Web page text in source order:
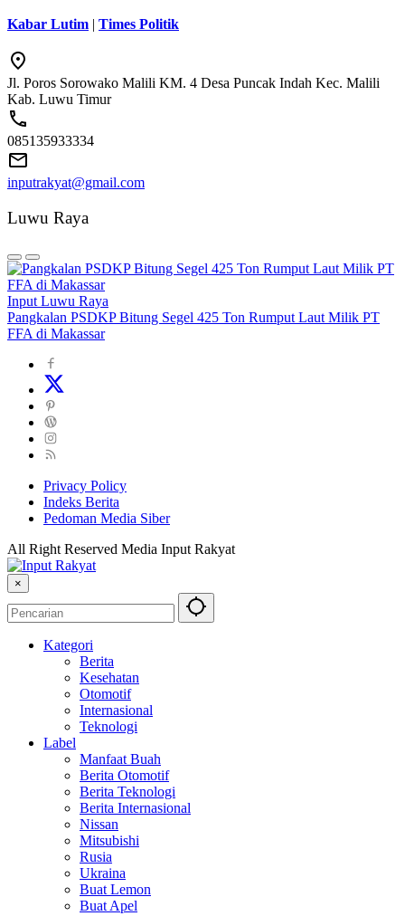
Kabar Lutim | Times Politik
Jl. Poros Sorowako Malili KM. 4 Desa Puncak Indah Kec. Malili
Kab. Luwu Timur
085135933334
inputrakyat@gmail.com
Luwu Raya
Input Luwu Raya
Pangkalan PSDKP Bitung Segel 425 Ton Rumput Laut Milik PT
FFA di Makassar
Privacy Policy
Indeks Berita
Pedoman Media Siber
All Right Reserved Media Input Rakyat
×
Kategori
Berita
Kesehatan
Otomotif
Internasional
Teknologi
Label
Manfaat Buah
Berita Otomotif
Berita Teknologi
Berita Internasional
Nissan
Mitsubishi
Rusia
Ukraina
Buat Lemon
Buat Apel